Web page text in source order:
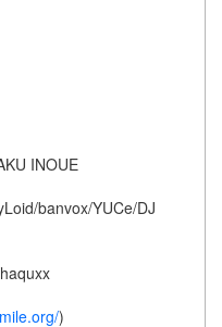
INOUE
banvox/YUCe/DJ
)